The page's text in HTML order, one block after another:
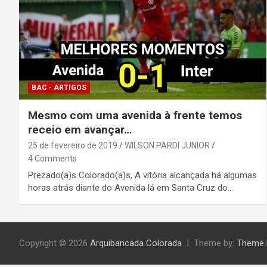
BAC - ARTIGOS
Mesmo com uma avenida à frente temos
receio em avançar…
25 de fevereiro de 2019
WILSON PARDI JUNIOR
4 Comments
Prezado(a)s Colorado(a)s, A vitória alcançada há algumas
horas atrás diante do Avenida lá em Santa Cruz do…
Copyright © 2026 Arquibancada Colorada Theme by: Theme